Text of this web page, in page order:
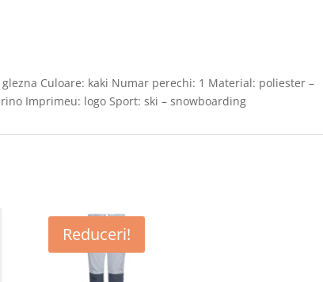
Culoare: kaki Numar perechi: 1 Material: poliester –
Imprimeu: logo Sport: ski – snowboarding
Reduceri!